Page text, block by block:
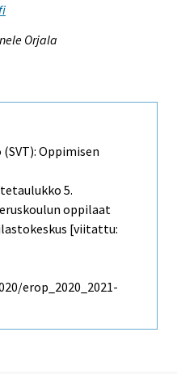
Orjala
Oppimisen
5.
oppilaat
[viitattu:
erop_2020_2021-